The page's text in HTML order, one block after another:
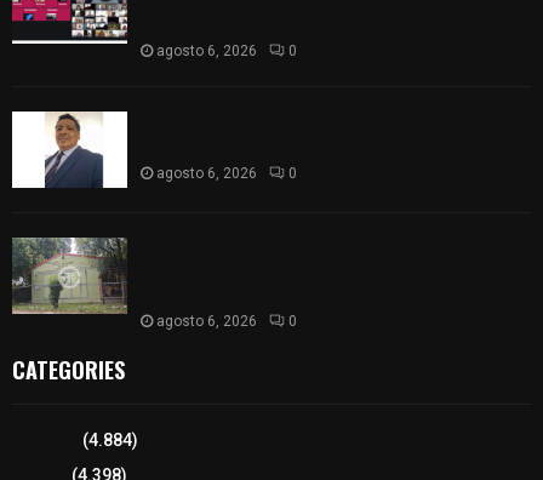
agosto 6, 2026 0
agosto 6, 2026 0
agosto 6, 2026 0
CATEGORIES
(4.884)
(4.398)